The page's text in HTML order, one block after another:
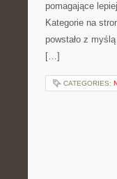
pomagające
Kategorie na
powstało z
[…]
CATEGORIES: